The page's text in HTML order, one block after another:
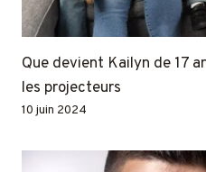
Que devient Kailyn de 17
les projecteurs
10 juin 2024